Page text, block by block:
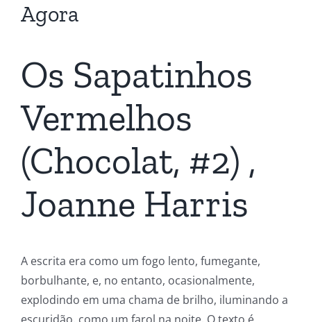
Agora
Os Sapatinhos
Vermelhos
(Chocolat, #2) ,
Joanne Harris
A escrita era como um fogo lento, fumegante,
borbulhante, e, no entanto, ocasionalmente,
explodindo em uma chama de brilho, iluminando a
escuridão, como um farol na noite. O texto é